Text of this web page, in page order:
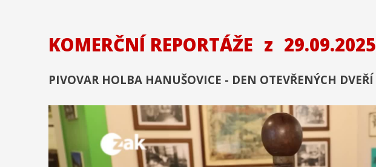
KOMERČNÍ REPORTÁŽE z 29.09.2025
PIVOVAR HOLBA HANUŠOVICE - DEN OTEVŘENÝCH DVEŘÍ